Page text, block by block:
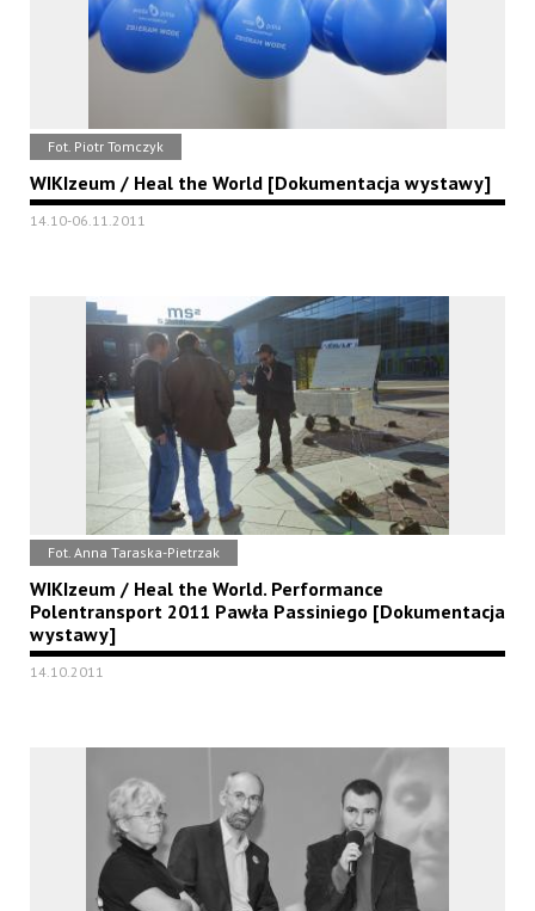
Fot. Piotr Tomczyk
WIKIzeum / Heal the World [Dokumentacja wystawy]
14.10-06.11.2011
Fot. Anna Taraska-Pietrzak
WIKIzeum / Heal the World. Performance
Polentransport 2011 Pawła Passiniego [Dokumentacja
wystawy]
14.10.2011